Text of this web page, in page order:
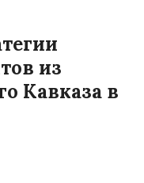
из
Кавказа в